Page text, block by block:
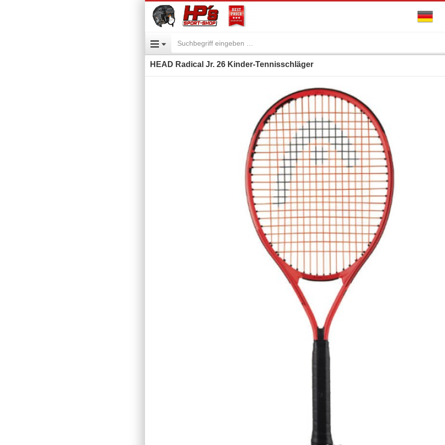
HEAD Radical Jr. 26 Kinder-Tennisschläger